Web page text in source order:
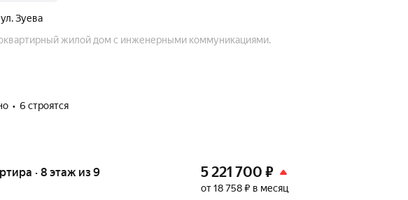
ул. Зуева
жилой дом с инженерными коммуникациями.
6 строятся
· 8 этаж из 9 5 221 700 ₽
от 18 758 ₽ в месяц